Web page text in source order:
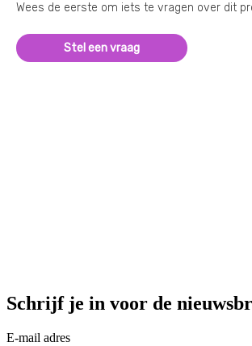
Wees de eerste om iets te vragen over dit
Stel een vraag
Schrijf je in voor de
E-mail adres